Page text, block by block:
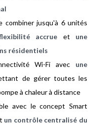
combiner jusqu'à 6 unités
accrue et une
résidentiels
Wi-Fi avec une
de gérer toutes les
à chaleur à distance
avec le concept Smart
un contrôle centralisé du